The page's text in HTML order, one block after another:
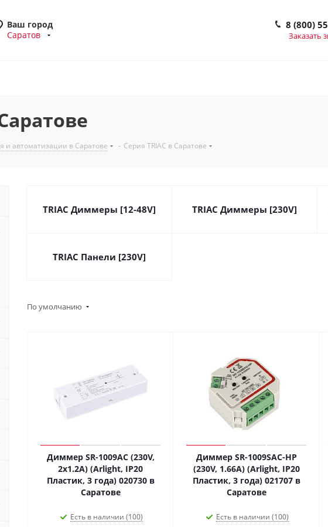
Ваш город
Саратов
8 (800)
Заказать
и автоматизации в Саратове - Серия TRIAC в Саратове
TRIAC Диммеры [12-48V] TRIAC Диммеры [230V]
TRIAC Панели [230V]
По умолчанию
Диммер SR-1009AC (230V,
2x1.2A) (Arlight, IP20
Пластик, 3 года) 020730 в
Саратове
Есть в наличии (100)
Диммер SR-1009SAC-HP
(230V, 1.66A) (Arlight, IP20
Пластик, 3 года) 021707 в
Саратове
Есть в наличии (100)